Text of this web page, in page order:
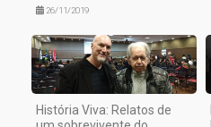
26/11/2019
História Viva: Relatos de